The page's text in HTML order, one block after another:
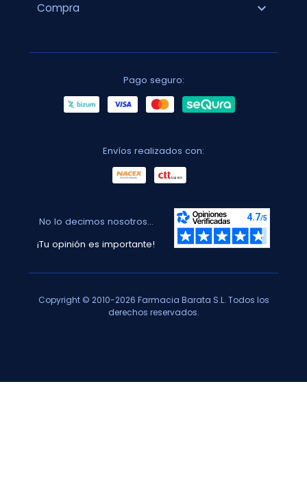
Compra expand_more
Pago seguro:
Envíos realizados con:
No lo decimos nosotros...
¡Tu opinión es importante!
Copyright © 2010-2026 Farmacia Barata S.L. Todos los
derechos reservados.